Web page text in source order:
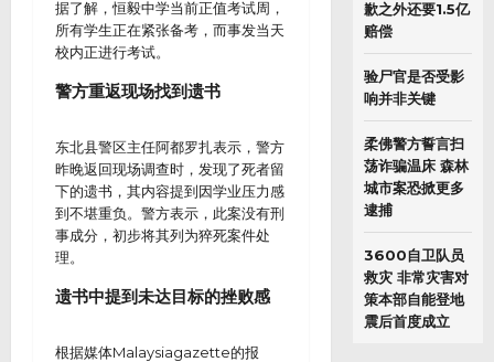
据了解，恒毅中学当前正值考试周，
所有学生正在紧张备考，而事发当天
校内正进行考试。
警方重返现场找到遗书
东北县警区主任阿都罗扎表示，警方
昨晚返回现场调查时，发现了死者留
下的遗书，其内容提到因学业压力感
到不堪重负。警方表示，此案没有刑
事成分，初步将其列为猝死案件处
理。
遗书中提到未达目标的挫败感
根据媒体Malaysiagazette的报
歉之外还要1.5亿
赔偿
验尸官是否受影
响并非关键
柔佛警方誓言扫
荡诈骗温床 森林
城市案恐掀更多
逮捕
3600自卫队员
救灾 非常灾害对
策本部自能登地
震后首度成立